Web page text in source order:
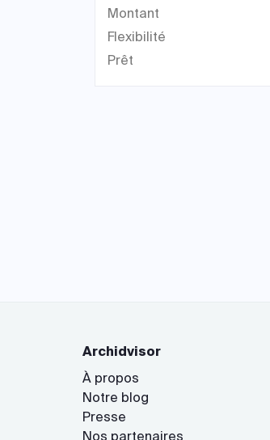
Montant
Flexibilité
Prêt
Archidvisor
À propos
Notre blog
Presse
Nos partenaires